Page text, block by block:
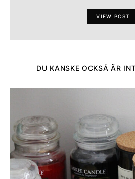
VIEW POST
DU KANSKE OCKSÅ ÄR